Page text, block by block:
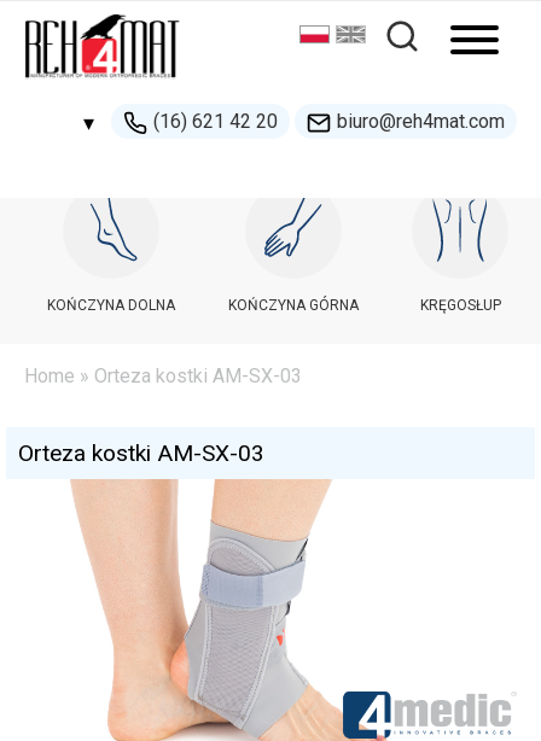
▾ (16) 621 42 20 biuro@reh4mat.com
500 132 274
handel@reh4mat.com
KOŃCZYNA DOLNA KOŃCZYNA GÓRNA KRĘGOSŁUP
Home » Orteza kostki AM-SX-03
Orteza kostki AM-SX-03